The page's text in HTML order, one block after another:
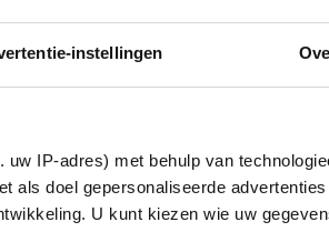
instellingen
IP-adres) met behulp van
als doel gepersonaliseerde
U kunt kiezen wie uw